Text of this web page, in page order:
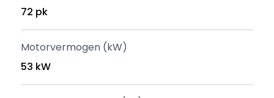
72 pk
Motorvermogen (kW)
53 kW